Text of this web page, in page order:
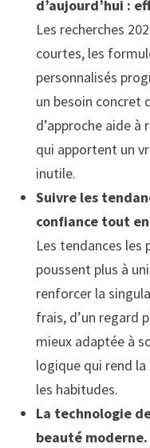
d’aujourd’hui :
Les recherches
courtes, les
personnalisés
un besoin concret
d’approche aide
qui apportent un
inutile.
Suivre les
confiance tout
Les tendances les
poussent plus à
renforcer la
frais, d’un regard
mieux adaptée à
logique qui rend la
les habitudes.
La technologie
beauté moderne.